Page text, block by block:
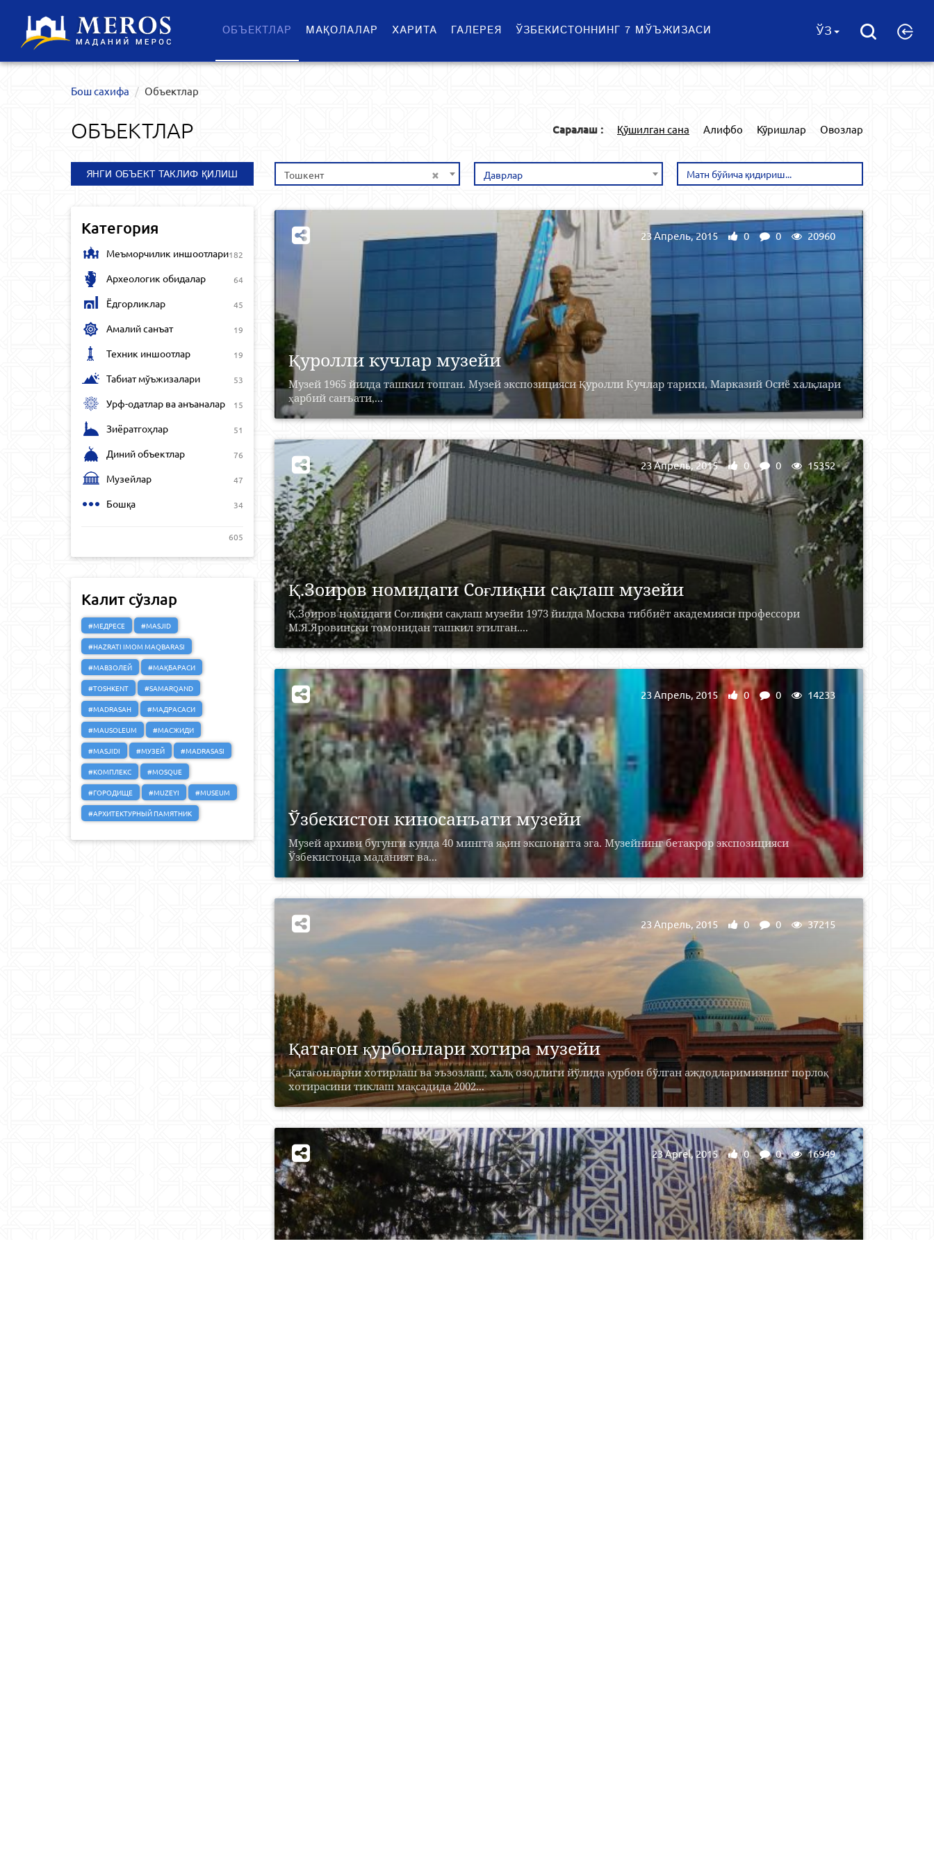
ОБЪЕКТЛАР МАҚОЛАЛАР ХАРИТА ГАЛЕРЕЯ ЎЗБЕКИСТОННИНГ 7 МЎЪЖИЗАСИ ЎЗ
Бош сахифа Объектлар
ОБЪЕКТЛАР Саралаш : Қўшилган сана Алифбо Кўришлар Овозлар
ЯНГИ ОБЪЕКТ ТАКЛИФ ҚИЛИШ
Категория
Меъморчилик иншоотлари182
Археологик обидалар 64
Ёдгорликлар 45
Амалий санъат 19
Техник иншоотлар 19
Табиат мўъжизалари 53
Урф-одатлар ва анъаналар 15
Зиёратгоҳлар 51
Диний объектлар 76
Музейлар 47
Бошқа 34
605
Калит сўзлар
#МЕДРЕСЕ
#MASJID
#HAZRATI IMOM MAQBARASI
#МАВЗОЛЕЙ
#МАҚБАРАСИ
#TOSHKENT
#SAMARQAND
#MADRASAH
#МАДРАСАСИ
#MAUSOLEUM
#МАСЖИДИ
#MASJIDI
#МУЗЕЙ
#MADRASASI
#КОМПЛЕКС
#MOSQUE
#ГОРОДИЩЕ
#MUZEYI
#MUSEUM
#АРХИТЕКТУРНЫЙ ПАМЯТНИК
×
Тошкент Даврлар
Қуролли кучлар музейи
Музей 1965 йилда ташкил топган. Музей экспозицияси Қуролли Кучлар тарихи, Марказий Осиё халқлари
ҳарбий санъати,...
23 Апрель, 2015 0 0 20960
Қ.Зоиров номидаги Соғлиқни сақлаш музейи
Қ.Зоиров номидаги Соғлиқни сақлаш музейи 1973 йилда Москва тиббиёт академияси профессори
М.Я.Яровински томонидан ташкил этилган....
23 Апрель, 2015 0 0 15352
Ўзбекистон киносанъати музейи
Музей архиви бугунги кунда 40 мингга яқин экспонатга эга. Музейнинг бетакрор экспозицияси
Ўзбекистонда маданият ва...
23 Апрель, 2015 0 0 14233
Қатағон қурбонлари хотира музейи
Қатағонларни хотирлаш ва эъзозлаш, халқ озодлиги йўлида қурбон бўлган аждодларимизнинг порлоқ
хотирасини тиклаш мақсадида 2002...
23 Апрель, 2015 0 0 37215
23 Aprel, 2015 0 0 16949